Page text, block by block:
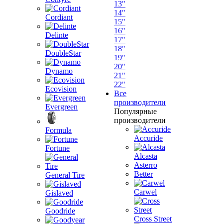
Cordiant
Delinte
DoubleStar
Dynamo
Ecovision
Evergreen
Formula
Fortune
General Tire
Gislaved
Goodride
13"
14"
15"
16"
17"
18"
19"
20"
21"
22"
Все
производители
Популярные
производители
Accuride
Alcasta
Asterro
Better
Carwel
Cross Street